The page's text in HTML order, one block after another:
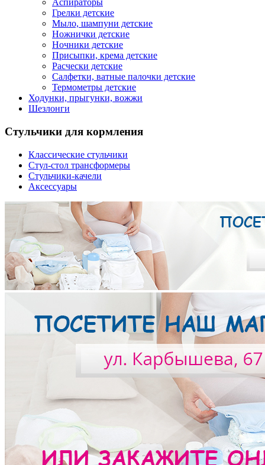
Аспираторы
Грелки детские
Мыло, шампуни детские
Ножнички детские
Ночники детские
Присыпки, крема детские
Расчески детские
Салфетки, ватные палочки детские
Термометры детские
Ходунки, прыгунки, вожжи
Шезлонги
Стульчики для кормления
Классические стульчики
Стул-стол трансформеры
Стульчики-качели
Аксессуары